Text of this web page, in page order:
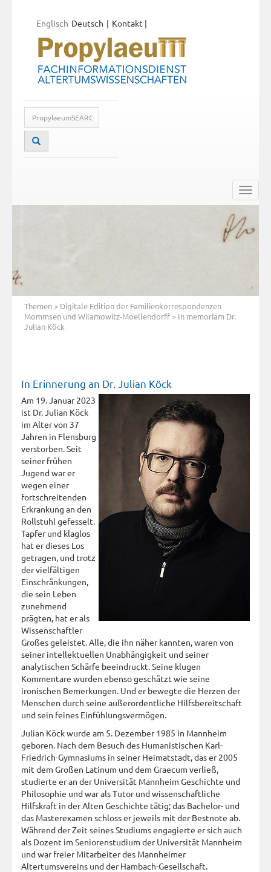
Deutsch
Englisch Kontakt |
Toggle
Themen > Digitale Edition der Familienkorrespondenzen
Mommsen und Wilamowitz-Moellendorff > In memoriam Dr.
Julian Köck
In Erinnerung an Dr. Julian Köck
Am 19. Januar 2023
ist Dr. Julian Köck
im Alter von 37
Jahren in Flensburg
verstorben. Seit
seiner frühen
Jugend war er
wegen einer
fortschreitenden
Erkrankung an den
Rollstuhl gefesselt.
Tapfer und klaglos
hat er dieses Los
getragen, und trotz
der vielfältigen
Einschränkungen,
die sein Leben
zunehmend
prägten, hat er als
Wissenschaftler
Großes geleistet. Alle, die ihn näher kannten, waren von
seiner intellektuellen Unabhängigkeit und seiner
analytischen Schärfe beeindruckt. Seine klugen
Kommentare wurden ebenso geschätzt wie seine
ironischen Bemerkungen. Und er bewegte die Herzen der
Menschen durch seine außerordentliche Hilfsbereitschaft
und sein feines Einfühlungsvermögen.
Julian Köck wurde am 5. Dezember 1985 in Mannheim
geboren. Nach dem Besuch des Humanistischen Karl-
Friedrich-Gymnasiums in seiner Heimatstadt, das er 2005
mit dem Großen Latinum und dem Graecum verließ,
studierte er an der Universität Mannheim Geschichte und
Philosophie und war als Tutor und wissenschaftliche
Hilfskraft in der Alten Geschichte tätig; das Bachelor- und
das Masterexamen schloss er jeweils mit der Bestnote ab.
Während der Zeit seines Studiums engagierte er sich auch
als Dozent im Seniorenstudium der Universität Mannheim
und war freier Mitarbeiter des Mannheimer
Altertumsvereins und der Hambach-Gesellschaft.